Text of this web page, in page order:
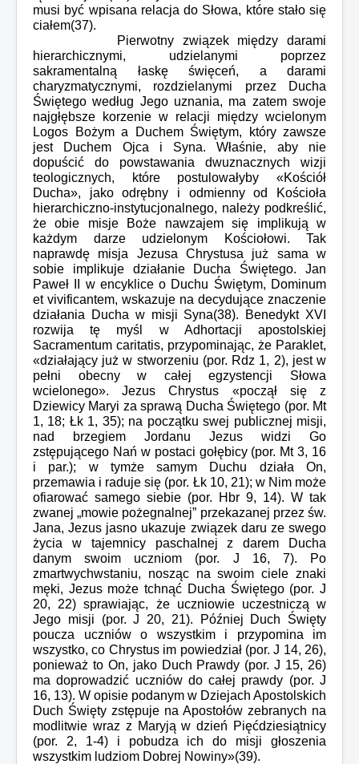
musi być wpisana relacja do Słowa, które stało się
ciałem(37).
Pierwotny związek między darami
hierarchicznymi, udzielanymi poprzez
sakramentalną łaskę święceń, a darami
charyzmatycznymi, rozdzielanymi przez Ducha
Świętego według Jego uznania, ma zatem swoje
najgłębsze korzenie w relacji między wcielonym
Logos Bożym a Duchem Świętym, który zawsze
jest Duchem Ojca i Syna. Właśnie, aby nie
dopuścić do powstawania dwuznacznych wizji
teologicznych, które postulowałyby «Kościół
Ducha», jako odrębny i odmienny od Kościoła
hierarchiczno-instytucjonalnego, należy podkreślić,
że obie misje Boże nawzajem się implikują w
każdym darze udzielonym Kościołowi. Tak
naprawdę misja Jezusa Chrystusa już sama w
sobie implikuje działanie Ducha Świętego. Jan
Paweł II w encyklice o Duchu Świętym, Dominum
et vivificantem, wskazuje na decydujące znaczenie
działania Ducha w misji Syna(38). Benedykt XVI
rozwija tę myśl w Adhortacji apostolskiej
Sacramentum caritatis, przypominając, że Paraklet,
«działający już w stworzeniu (por. Rdz 1, 2), jest w
pełni obecny w całej egzystencji Słowa
wcielonego». Jezus Chrystus «począł się z
Dziewicy Maryi za sprawą Ducha Świętego (por. Mt
1, 18; Łk 1, 35); na początku swej publicznej misji,
nad brzegiem Jordanu Jezus widzi Go
zstępującego Nań w postaci gołębicy (por. Mt 3, 16
i par.); w tymże samym Duchu działa On,
przemawia i raduje się (por. Łk 10, 21); w Nim może
ofiarować samego siebie (por. Hbr 9, 14). W tak
zwanej „mowie pożegnalnej” przekazanej przez św.
Jana, Jezus jasno ukazuje związek daru ze swego
życia w tajemnicy paschalnej z darem Ducha
danym swoim uczniom (por. J 16, 7). Po
zmartwychwstaniu, nosząc na swoim ciele znaki
męki, Jezus może tchnąć Ducha Świętego (por. J
20, 22) sprawiając, że uczniowie uczestniczą w
Jego misji (por. J 20, 21). Później Duch Święty
poucza uczniów o wszystkim i przypomina im
wszystko, co Chrystus im powiedział (por. J 14, 26),
ponieważ to On, jako Duch Prawdy (por. J 15, 26)
ma doprowadzić uczniów do całej prawdy (por. J
16, 13). W opisie podanym w Dziejach Apostolskich
Duch Święty zstępuje na Apostołów zebranych na
modlitwie wraz z Maryją w dzień Pięćdziesiątnicy
(por. 2, 1-4) i pobudza ich do misji głoszenia
wszystkim ludziom Dobrej Nowiny»(39).